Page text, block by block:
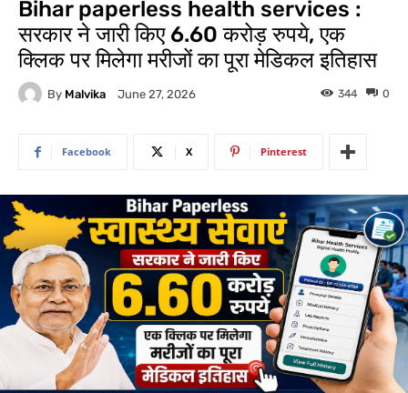
Bihar paperless health services :
सरकार ने जारी किए 6.60 करोड़ रुपये, एक
क्लिक पर मिलेगा मरीजों का पूरा मेडिकल इतिहास
By Malvika June 27, 2026 0
344
Facebook X Pinterest